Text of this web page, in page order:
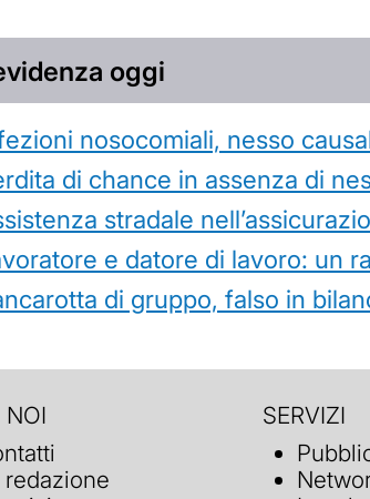
oggi
nosocomiali, nesso
di chance in assenza di
stradale
e datore di lavoro: un
di gruppo, falso in
NOI
redazione
SERVIZI